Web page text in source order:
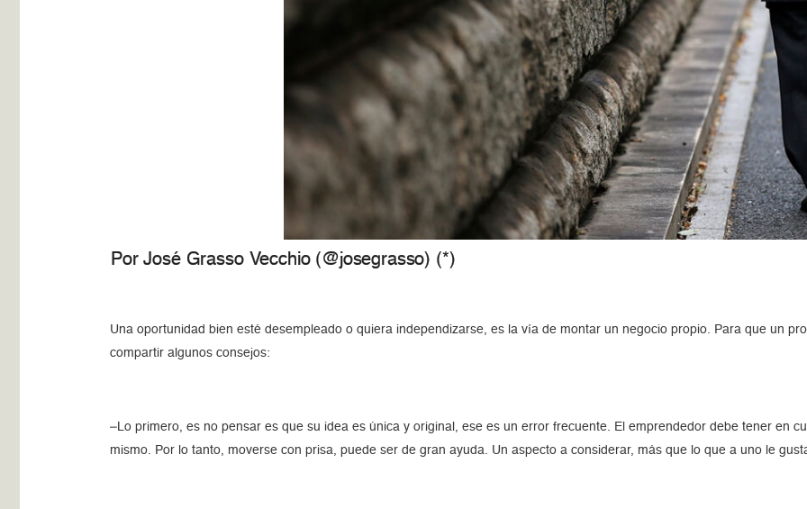
Por José Grasso Vecchio (@josegrasso) (*)
Una oportunidad bien esté desempleado o quiera independizarse, es la vía de montar un negocio propio. Para que un
compartir algunos consejos:
–Lo primero, es no pensar es que su idea es única y original, ese es un error frecuente. El emprendedor debe tener en
mismo. Por lo tanto, moverse con prisa, puede ser de gran ayuda. Un aspecto a considerar, más que lo que a uno le